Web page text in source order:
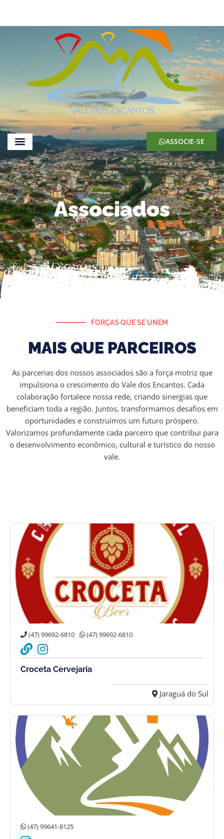
ASSOCIE-SE
Associados
FORÇAS QUE SE UNEM
MAIS QUE PARCEIROS
As parcerias dos nossos associados são a força motriz que
impulsiona o crescimento do Vale dos Encantos. Cada
colaboração fortalece nossa rede, criando sinergias que
beneficiam toda a região. Juntos, transformamos desafios em
oportunidades e construímos um futuro próspero.
Valorizamos profundamente cada parceiro que contribui para
o desenvolvimento econômico, cultural e turístico do nosso
vale.
(47) 99692-6810 (47) 99692-6810
Croceta Cervejaria
Jaraguá do Sul
(47) 99641-8125